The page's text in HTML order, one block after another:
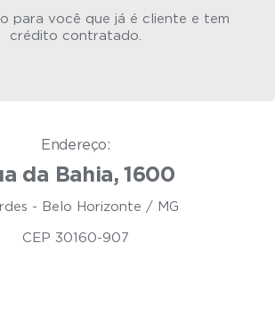
para você que já é cliente e tem
crédito contratado.
Endereço:
da Bahia, 1600
- Belo Horizonte / MG
CEP 30160-907